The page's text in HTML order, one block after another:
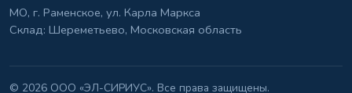
МО, г. Раменское, ул. Карла Маркса
Склад: Шереметьево, Московская область
© 2026 ООО «ЭЛ-СИРИУС». Все права защищены.